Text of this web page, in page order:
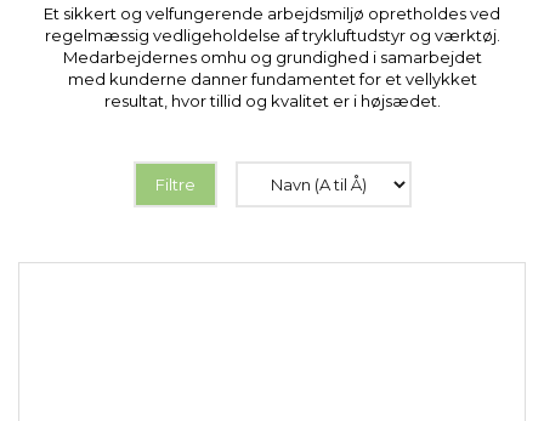
Et sikkert og velfungerende arbejdsmiljø opretholdes ved
regelmæssig vedligeholdelse af trykluftudstyr og værktøj.
Medarbejdernes omhu og grundighed i samarbejdet
med kunderne danner fundamentet for et vellykket
resultat, hvor tillid og kvalitet er i højsædet.
Filtre